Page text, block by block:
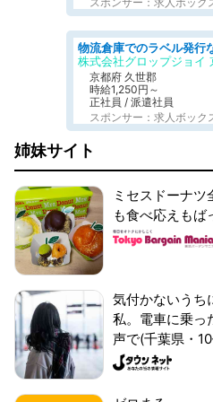
株式会社グロップジョイ
京都府 久世郡
時給1,250円～
正社員 / 派遣社員
スポンサー：求人ボック
姉妹サイト
ミセスドーナツ
も食べ応えもば
気付かないうち
私。電車に乗っ
声で(千葉県・